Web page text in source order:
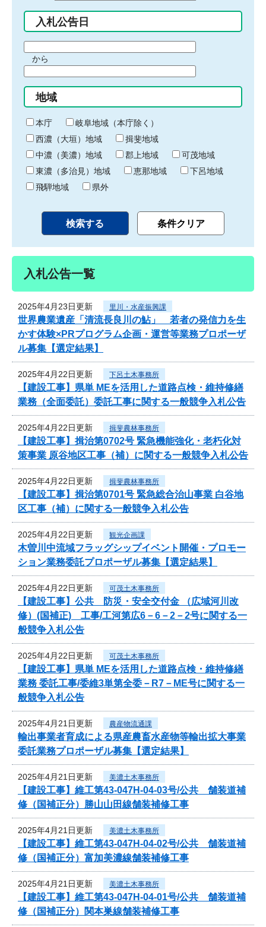
入札公告日
間
始
り
から
間
終
わ
り
地域
本庁
岐阜地域（本庁除く）
西濃（大垣）地域
揖斐地域
中濃（美濃）地域
郡上地域
可茂地域
東濃（多治見）地域
恵那地域
下呂地域
飛騨地域
県外
入札公告一覧
2025年4月23日更新 里川・水産振興課
世界農業遺産「清流長良川の鮎」 若者の発信力を生
かす体験×PRプログラム企画・運営等業務プロポーザ
ル募集【選定結果】
2025年4月22日更新 下呂土木事務所
【建設工事】県単 MEを活用した道路点検・維持修繕
業務（全面委託）委託工事に関する一般競争入札公告
2025年4月22日更新 揖斐農林事務所
【建設工事】揖治第0702号 緊急機能強化・老朽化対
策事業 原谷地区工事（補）に関する一般競争入札公告
2025年4月22日更新 揖斐農林事務所
【建設工事】揖治第0701号 緊急総合治山事業 白谷地
区工事（補）に関する一般競争入札公告
2025年4月22日更新 観光企画課
木曽川中流域フラッグシップイベント開催・プロモー
ション業務委託プロポーザル募集【選定結果】
2025年4月22日更新 可茂土木事務所
【建設工事】公共 防災・安全交付金 （広域河川改
修）(国補正) 工事/工河第広6－6－2－2号に関する一
般競争入札公告
2025年4月22日更新 可茂土木事務所
【建設工事】県単 MEを活用した道路点検・維持修繕
業務 委託工事/委維3単第全委－R7－ME号に関する一
般競争入札公告
2025年4月21日更新 農産物流通課
輸出事業者育成による県産農畜水産物等輸出拡大事業
委託業務プロポーザル募集【選定結果】
2025年4月21日更新 美濃土木事務所
【建設工事】維工第43-047H-04-03号/公共 舗装道補
修（国補正分）勝山山田線舗装補修工事
2025年4月21日更新 美濃土木事務所
【建設工事】維工第43-047H-04-02号/公共 舗装道補
修（国補正分）富加美濃線舗装補修工事
2025年4月21日更新 美濃土木事務所
【建設工事】維工第43-047H-04-01号/公共 舗装道補
修（国補正分）関本巣線舗装補修工事